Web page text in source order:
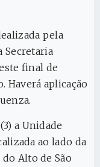
pela
Secretaria
final de
Haverá aplicação
a Unidade
ao lado da
Alto de São